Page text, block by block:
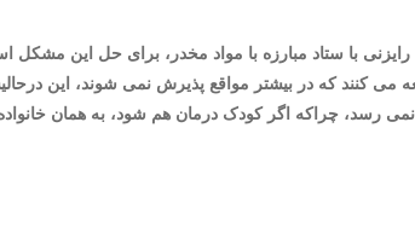
رایزنی با ستاد مبارزه با مواد مخدر، برای حل این
می کنند که در بیشتر مواقع پذیرش نمی شوند، این
نمی رسد، چراکه اگر کودک درمان هم شود، به همان